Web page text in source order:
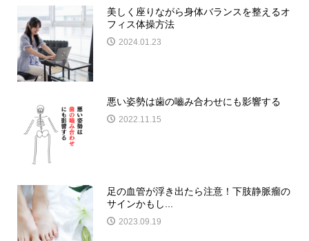
美しく座りながら身体バランスを整えるオ
フィス体操方法
2024.01.23
悪い姿勢は歯の嚙み合わせにも影響する
2022.11.15
足の血管が浮き出たら注意！下肢静脈瘤の
サインかもし...
2023.09.19